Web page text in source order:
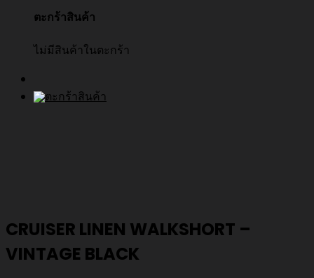
ตะกร้าสินค้า
ไม่มีสินค้าในตะกร้า
CRUISER LINEN WALKSHORT –
VINTAGE BLACK